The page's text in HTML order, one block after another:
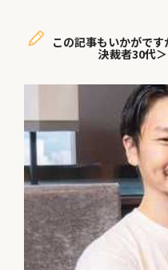
この記事もいかがで
決裁者30代